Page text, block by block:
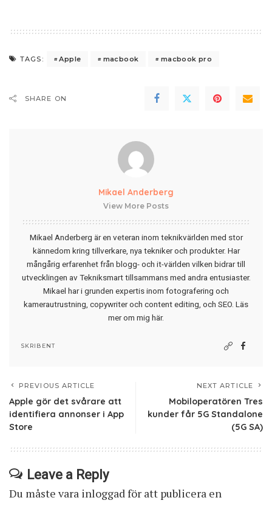
TAGS: Apple macbook macbook pro
SHARE ON
Mikael Anderberg
View More Posts
Mikael Anderberg är en veteran inom teknikvärlden med stor
kännedom kring tillverkare, nya tekniker och produkter. Har
mångårig erfarenhet från blogg- och it-världen vilken bidrar till
utvecklingen av Tekniksmart tillsammans med andra entusiaster.
Mikael har i grunden expertis inom fotografering och
kamerautrustning, copywriter och content editing, och SEO. Läs
mer om mig här.
SKRIBENT
PREVIOUS ARTICLE
Apple gör det svårare att
identifiera annonser i App
Store
NEXT ARTICLE
Mobiloperatören Tres
kunder får 5G Standalone
(5G SA)
Leave a Reply
Du måste vara inloggadför att publicera en